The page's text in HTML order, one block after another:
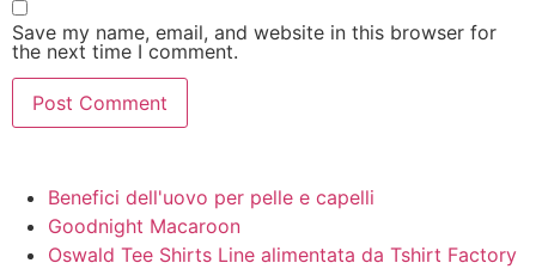
Save my name, email, and website in this browser for
the next time I comment.
Benefici dell'uovo per pelle e capelli
Goodnight Macaroon
Oswald Tee Shirts Line alimentata da Tshirt Factory